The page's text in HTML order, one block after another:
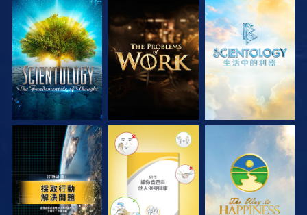
探索系列節目 探索系列節目 探索系列節目
觀看 觀看 觀看